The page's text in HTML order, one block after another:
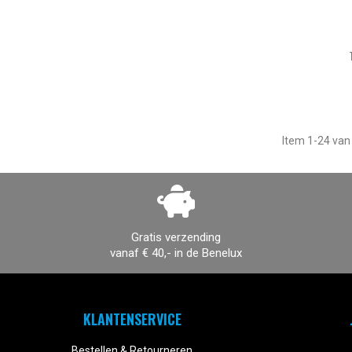
Item 1-24
Gratis verzending
vanaf € 40,- in de Benelux
KLANTENSERVICE